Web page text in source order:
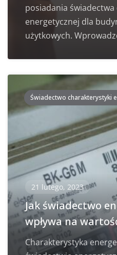
posiadania
energetycznej dla
użytkowych.
Świadectwo charakterystyki
21 lutego, 2023
Jak świadectwo
wpływa na
Charakterystyka